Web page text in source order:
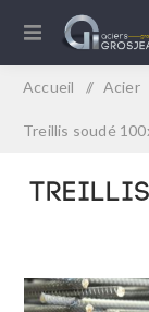
Accueil / Acier
Treillis soudé
Treillis